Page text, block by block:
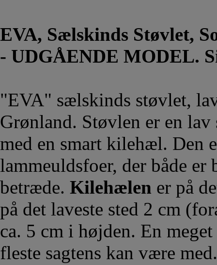
EVA, Sælskinds Støvlet,
- UDGÅENDE MODEL.
"EVA" sælskinds støvlet,
Grønland. Støvlen er en
med en smart kilehæl. Den
lammeuldsfoer, der både
betræde. Kilehælen er på
på det laveste sted 2 cm
ca. 5 cm i højden. En
fleste sagtens kan være